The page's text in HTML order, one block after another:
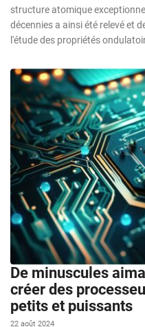
structure atomique
décennies a ainsi été relevé et
l'étude des propriétés
De minuscules
créer des
petits et puissants
22 août 2024